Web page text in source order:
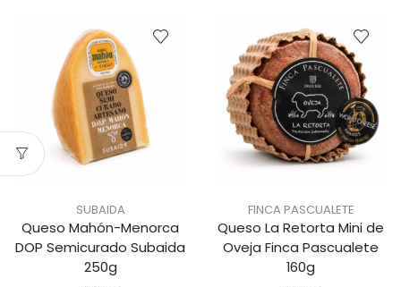
SUBAIDA
Queso Mahón-Menorca
DOP Semicurado Subaida
250g
FINCA PASCUALETE
Queso La Retorta Mini de
Oveja Finca Pascualete
160g